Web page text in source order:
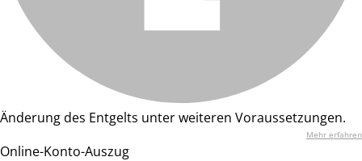
Änderung des Entgelts unter weiteren Voraussetzungen.
Mehr erfahren
Online-Konto-Auszug